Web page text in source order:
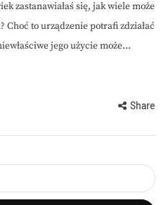
zastanawiałaś się, jak wiele może
Choć to urządzenie potrafi zdziałać
jego użycie może...
Share